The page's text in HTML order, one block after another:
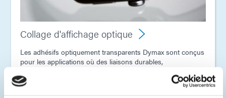
Collage d'affichage optique
Les adhésifs optiquement transparents Dymax sont conçus
pour les applications où des liaisons durables,
LCD monocomposants sont idéaux pour l'assemblage
d'écrans tactiles, notamment les écrans plats, les écrans